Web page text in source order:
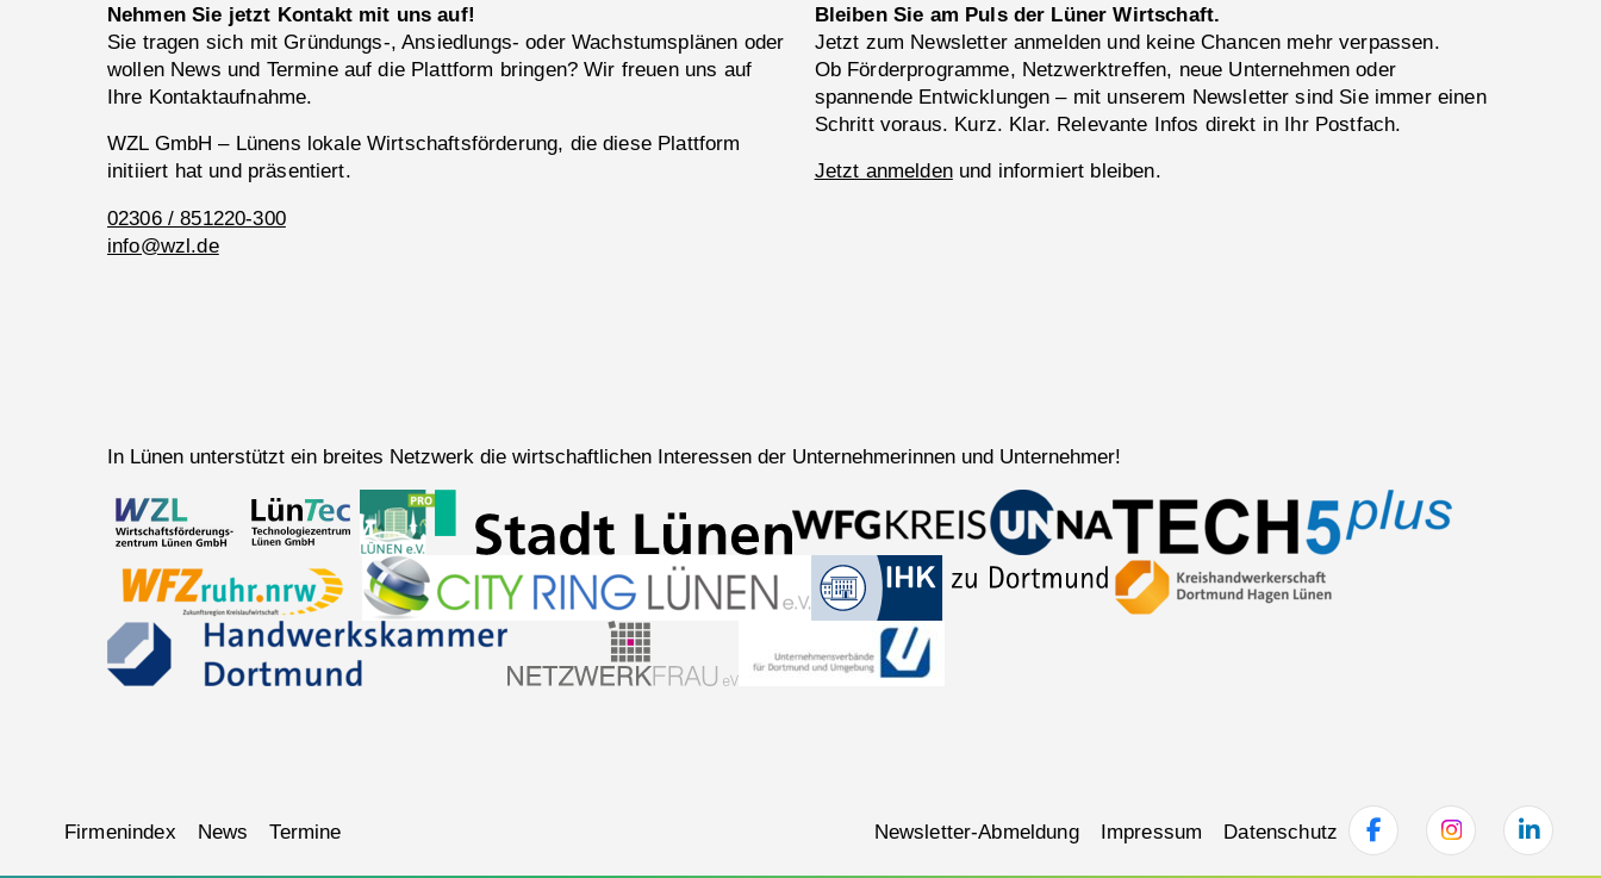
Nehmen Sie jetzt Kontakt mit uns auf!
Sie tragen sich mit Gründungs-, Ansiedlungs- oder Wachstumsplänen oder
wollen News und Termine auf die Plattform bringen? Wir freuen uns auf
Ihre Kontaktaufnahme.
WZL GmbH – Lünens lokale Wirtschaftsförderung, die diese Plattform
initiiert hat und präsentiert.
02306 / 851220-300
info@wzl.de
Bleiben Sie am Puls der Lüner Wirtschaft.
Jetzt zum Newsletter anmelden und keine Chancen mehr verpassen.
Ob Förderprogramme, Netzwerktreffen, neue Unternehmen oder
spannende Entwicklungen – mit unserem Newsletter sind Sie immer einen
Schritt voraus. Kurz. Klar. Relevante Infos direkt in Ihr Postfach.
Jetzt anmeldenund informiert bleiben.
In Lünen unterstützt ein breites Netzwerk die wirtschaftlichen Interessen der Unternehmerinnen und Unternehmer!
Navigation
Firmenindex News Termine
Navigation
Newsletter-Abmeldung Impressum Datenschutz